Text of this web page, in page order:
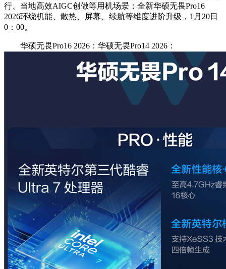
行、当地高效AIGC创做等用机场景；全新华硕无畏Pro16
2026环绕机能、散热、屏幕、续航等维度进阶升级，1月20日
0：00。
华硕无畏Pro16 2026：华硕无畏Pro14 2026：